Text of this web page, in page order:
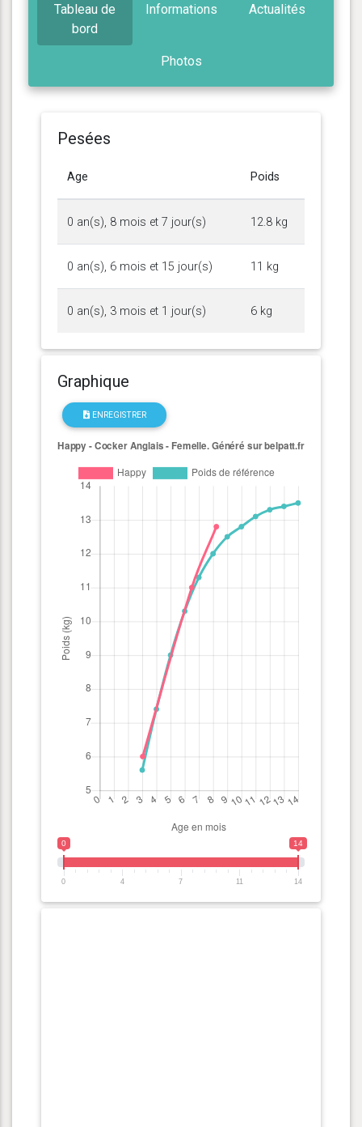
Tableau de
bord
Informations Actualités
Photos
Pesées
Age Poids
0 an(s), 8 mois et 7 jour(s) 12.8 kg
0 an(s), 6 mois et 15 jour(s) 11 kg
0 an(s), 3 mois et 1 jour(s) 6 kg
Graphique
ENREGISTRER
0 14
0 4 7 11 14